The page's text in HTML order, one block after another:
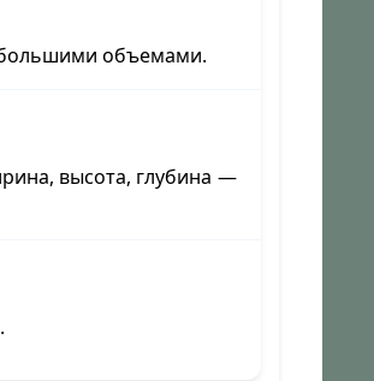
большими объемами.
высота, глубина —